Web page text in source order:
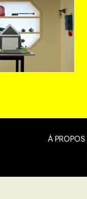
À PROPOS